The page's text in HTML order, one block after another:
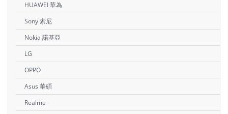
HUAWEI 華為
Sony 索尼
Nokia 諾基亞
LG
OPPO
Asus 華碩
Realme